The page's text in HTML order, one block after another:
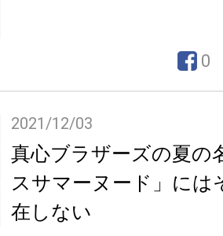
0
2021/12/03
真心ブラザーズの夏の
スサマーヌード」には
在しない